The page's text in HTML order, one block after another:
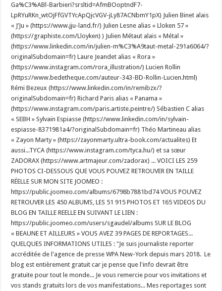
Ga%C3%ABl-Barbieri?srsltid=AfmBOoptndF7-
LpRYuRKn_wtOjFfGVTYcApQjcVGV-jLy87ACNbmY1pX) Julien Binet alais
« J’Ju » (https://www.jju-land.fr/) Julien Lesne alias « Lloken 57 »
(https://graphiste.com/Lloyken) ) Julien Métaut alais « Métal »
(https://www.linkedin.com/in/julien-m%C3%A9taut-metal-291a6064/?
originalSubdomain=fr) Laure Jeandet alias « Rora »
(https://www.instagram.com/rora_illustration/) Lucien Rollin
(https://www.bedetheque.com/auteur-343-BD-Rollin-Lucien.html)
Rémi Bezeux (https://www.linkedin.com/in/remibzx/?
originalSubdomain=fr) Richard Paris alias « Panama »
(https://www.instagram.com/paris.artiste.peintre/) Sébastien C alias
« SEBH » Sylvain Espiasse (https://www.linkedin.com/in/sylvain-
espiasse-8371981a4/?originalSubdomain=fr) Théo Martineau alias
« Zayon Marty » (https://zayonmarty.ultra-book.com/actualites) Et
aussi...TYCA (https://www.instagram.com/tyca.hu/) et sa sœur
ZADORAX (https://www.artmajeur.com/zadorax) ... VOICI LES 259
PHOTOS CI-DESSOUS QUE VOUS POUVEZ RETROUVER EN TAILLE
RÉELLE SUR MON SITE JOOMEO :
https://public.joomeo.com/albums/6798b7881bd74 VOUS POUVEZ
RETROUVER LES 450 ALBUMS, LES 51 915 PHOTOS ET 165 VIDEOS DU
BLOG EN TAILLE REELLE EN SUIVANT LE LIEN :
https://public.joomeo.com/users/sgaudel/albums SUR LE BLOG
« BEAUNE ET AILLEURS » VOUS AVEZ 39 PAGES DE REPORTAGES...
QUELQUES INFORMATIONS UTILES : "Je suis journaliste reporter
accréditée de l'agence de presse WPA New-York depuis mars 2018. Le
blog est entièrement gratuit car je pense que l'info devrait être
gratuite pour tout le monde... Je vous remercie pour vos invitations et
vos stands gratuits lors de vos manifestations... Mes reportages sont